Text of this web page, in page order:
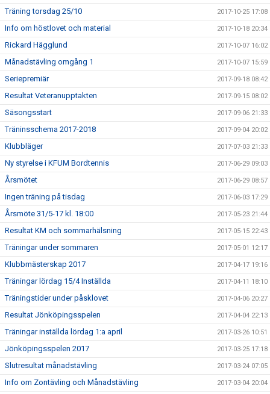
Träning torsdag 25/10 2017-10-25 17:08
Info om höstlovet och material 2017-10-18 20:34
Rickard Hägglund 2017-10-07 16:02
Månadstävling omgång 1 2017-10-07 15:59
Seriepremiär 2017-09-18 08:42
Resultat Veteranupptakten 2017-09-15 08:02
Säsongsstart 2017-09-06 21:33
Träninsschema 2017-2018 2017-09-04 20:02
Klubbläger 2017-07-03 21:33
Ny styrelse i KFUM Bordtennis 2017-06-29 09:03
Årsmötet 2017-06-29 08:57
Ingen träning på tisdag 2017-06-03 17:29
Årsmöte 31/5-17 kl. 18:00 2017-05-23 21:44
Resultat KM och sommarhälsning 2017-05-15 22:43
Träningar under sommaren 2017-05-01 12:17
Klubbmästerskap 2017 2017-04-17 19:16
Träningar lördag 15/4 Inställda 2017-04-11 18:10
Träningstider under påsklovet 2017-04-06 20:27
Resultat Jönköpingsspelen 2017-04-04 22:13
Träningar inställda lördag 1:a april 2017-03-26 10:51
Jönköpingsspelen 2017 2017-03-25 17:18
Slutresultat månadstävling 2017-03-24 07:05
Info om Zontävling och Månadstävling 2017-03-04 20:04